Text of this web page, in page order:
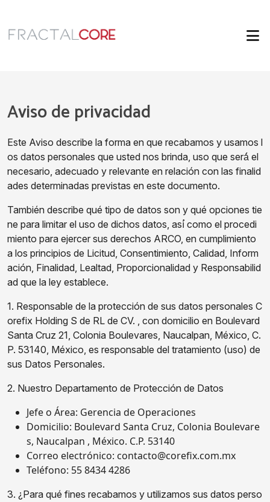
Aviso de privacidad
Este Aviso describe la forma en que recabamos y usamos l
os datos personales que usted nos brinda, uso que será́ el
necesario, adecuado y relevante en relación con las finalid
ades determinadas previstas en este documento.
También describe qué tipo de datos son y qué opciones tie
ne para limitar el uso de dichos datos, así́ como el procedi
miento para ejercer sus derechos ARCO, en cumplimiento
a los principios de Licitud, Consentimiento, Calidad, Inform
ación, Finalidad, Lealtad, Proporcionalidad y Responsabilid
ad que la ley establece.
1. Responsable de la protección de sus datos personales C
orefix Holding S de RL de CV. , con domicilio en Boulevard
Santa Cruz 21, Colonia Boulevares, Naucalpan, México, C.
P. 53140, México, es responsable del tratamiento (uso) de
sus Datos Personales.
2. Nuestro Departamento de Protección de Datos
Jefe o Área: Gerencia de Operaciones
Domicilio: Boulevard Santa Cruz, Colonia Boulevare
s, Naucalpan , México. C.P. 53140
Correo electrónico: contacto@corefix.com.mx
Teléfono: 55 8434 4286
3. ¿Para qué fines recabamos y utilizamos sus datos perso